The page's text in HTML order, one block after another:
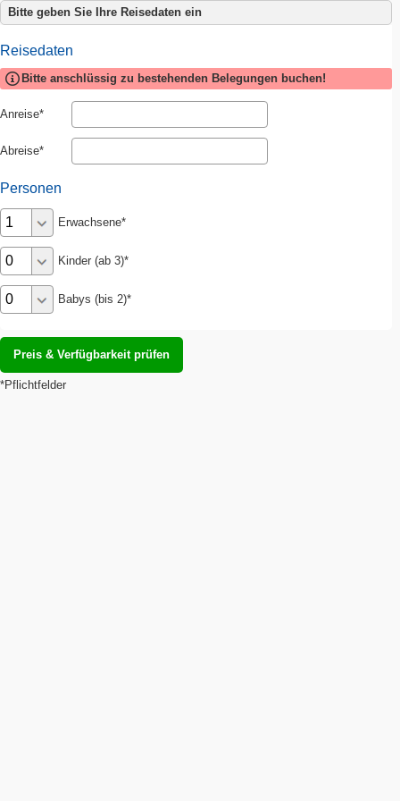
Bitte geben Sie Ihre Reisedaten ein
Reisedaten
Bitte anschlüssig zu bestehenden Belegungen buchen!
Anreise
Abreise
Personen
Erwachsene
Kinder (ab 3)
Babys (bis 2)
*Pflichtfelder